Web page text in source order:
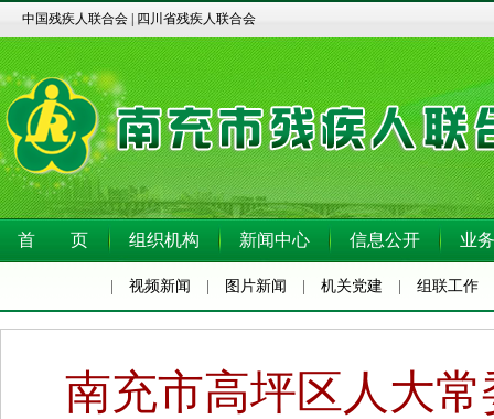
中国残疾人联合会 四川省残疾人联合会
首 页 组织机构 新闻中心 信息公开 业
视频新闻 图片新闻 机关党建 组联工作
南充市高坪区人大